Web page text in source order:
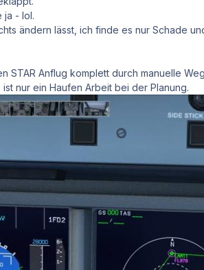
ja - lol.
ändern lässt, ich finde es nur Schade
STAR Anflug komplett durch manuelle
nur ein Haufen Arbeit bei der Planung.